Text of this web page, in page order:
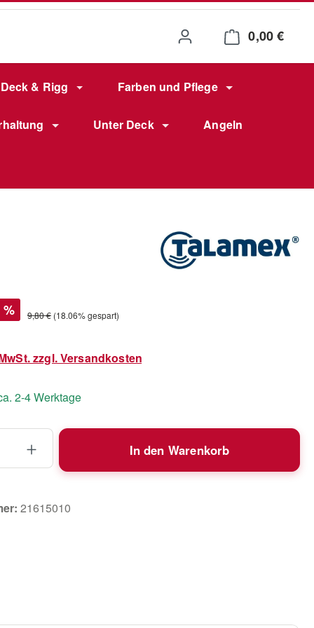
0,00 €
Deck & Rigg Farben und Pflege
Unter Deck Angeln
% Regulärer Preis:
9,80 € (18.06% gespart)
zzgl. Versandkosten
2-4 Werktage
Gib den gewünschten Wert
In den Warenkorb
21615010